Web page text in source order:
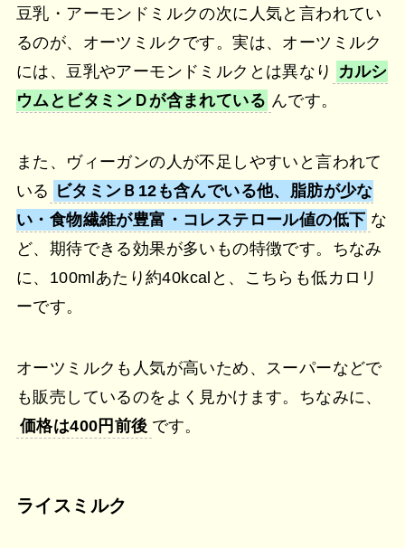
豆乳・アーモンドミルクの次に人気と言われてい
るのが、オーツミルクです。実は、オーツミルク
には、豆乳やアーモンドミルクとは異なり
カルシ
ウムとビタミンＤが含まれている んです。
また、ヴィーガンの人が不足しやすいと言われて
いる ビタミンＢ12も含んでいる他、脂肪が少な
い・食物繊維が豊富・コレステロール値の低下 な
ど、期待できる効果が多いもの特徴です。ちなみ
に、100mlあたり約40kcalと、こちらも低カロリ
ーです。
オーツミルクも人気が高いため、スーパーなどで
も販売しているのをよく見かけます。ちなみに、
価格は400円前後 です。
ライスミルク